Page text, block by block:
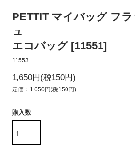
PETTIT マイバッグ フ
ュ
エコバッグ [11551]
11553
1,650円(税150円)
定価：1,650円(税150円)
購入数